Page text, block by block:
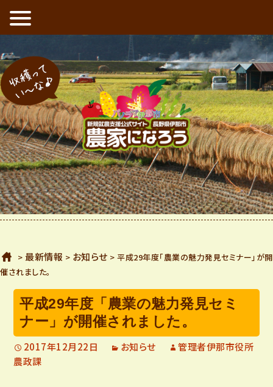
収穫ってい〜な
ホーム
> 最新情報 > お知らせ > 平成29年度「農業の魅力発見セミナー」が開
催されました。
平成29年度「農業の魅力発見セミ
ナー」が開催されました。
2017年12月22日 お知らせ
管理者伊那市役所
農政課